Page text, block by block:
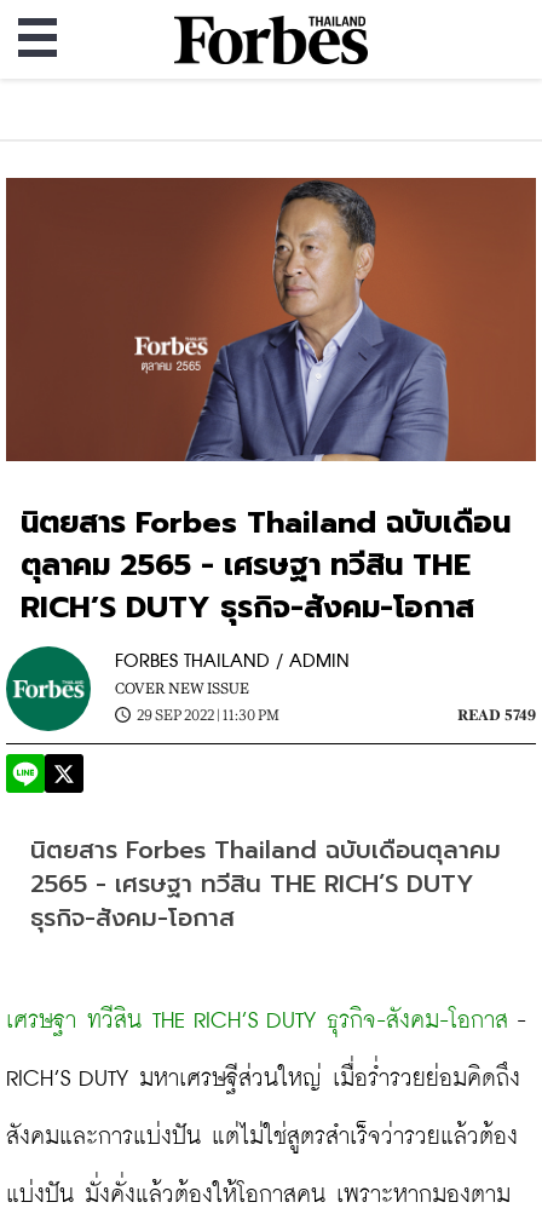
นิตยสาร Forbes Thailand ฉบับเดือน
ตุลาคม 2565 - เศรษฐา ทวีสิน THE
RICH’S DUTY ธุรกิจ-สังคม-โอกาส
FORBES THAILAND / ADMIN
COVER NEW ISSUE
29 SEP 2022 | 11:30 PM
READ 5749
นิตยสาร Forbes Thailand ฉบับเดือนตุลาคม
2565 - เศรษฐา ทวีสิน THE RICH’S DUTY
ธุรกิจ-สังคม-โอกาส
เศรษฐา ทวีสิน THE RICH’S DUTY ธุรกิจ-สังคม-โอกาส -
RICH’S DUTY มหาเศรษฐีส่วนใหญ่ เมื่อร่ำรวยย่อมคิดถึง
สังคมและการแบ่งปัน แต่ไม่ใช่สูตรสำเร็จว่ารวยแล้วต้อง
แบ่งปัน มั่งคั่งแล้วต้องให้โอกาสคน เพราะหากมองตาม